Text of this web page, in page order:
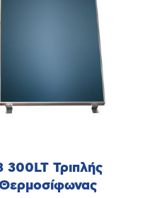
Τριπλής